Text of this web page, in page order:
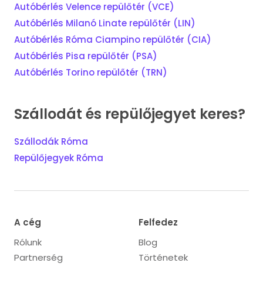
Autóbérlés Velence repülőtér (VCE)
Autóbérlés Milanó Linate repülőtér (LIN)
Autóbérlés Róma Ciampino repülőtér (CIA)
Autóbérlés Pisa repülőtér (PSA)
Autóbérlés Torino repülőtér (TRN)
Szállodát és repülőjegyet keres?
Szállodák Róma
Repülőjegyek Róma
A cég
Rólunk
Partnerség
Felfedez
Blog
Történetek